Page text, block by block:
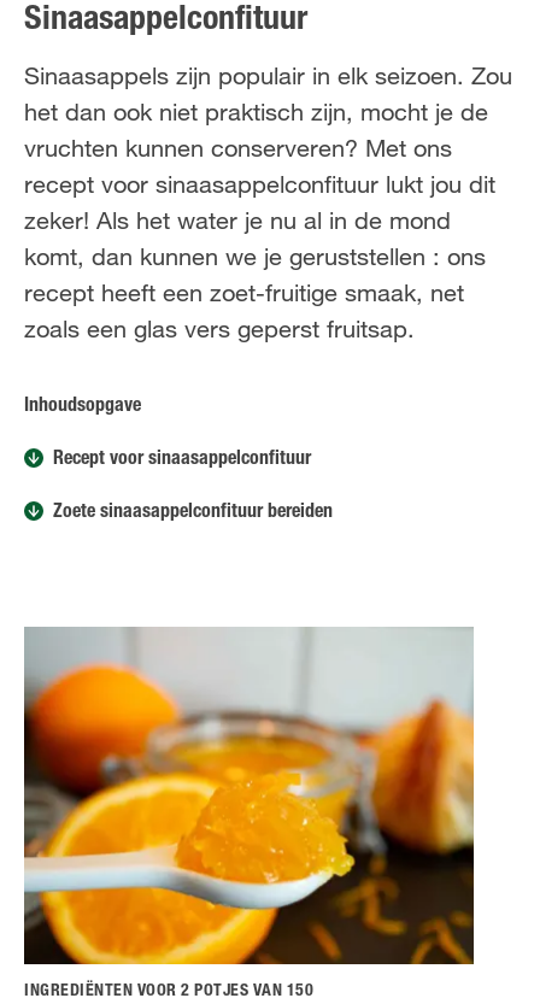
FR NL
Sinaasappelconfituur
Sinaasappels zijn populair in elk seizoen. Zou
het dan ook niet praktisch zijn, mocht je de
vruchten kunnen conserveren? Met ons
recept voor sinaasappelconfituur lukt jou dit
zeker! Als het water je nu al in de mond
komt, dan kunnen we je geruststellen : ons
recept heeft een zoet-fruitige smaak, net
zoals een glas vers geperst fruitsap.
Inhoudsopgave
Recept voor sinaasappelconfituur
Zoete sinaasappelconfituur bereiden
INGREDIËNTEN VOOR 2 POTJES VAN 150